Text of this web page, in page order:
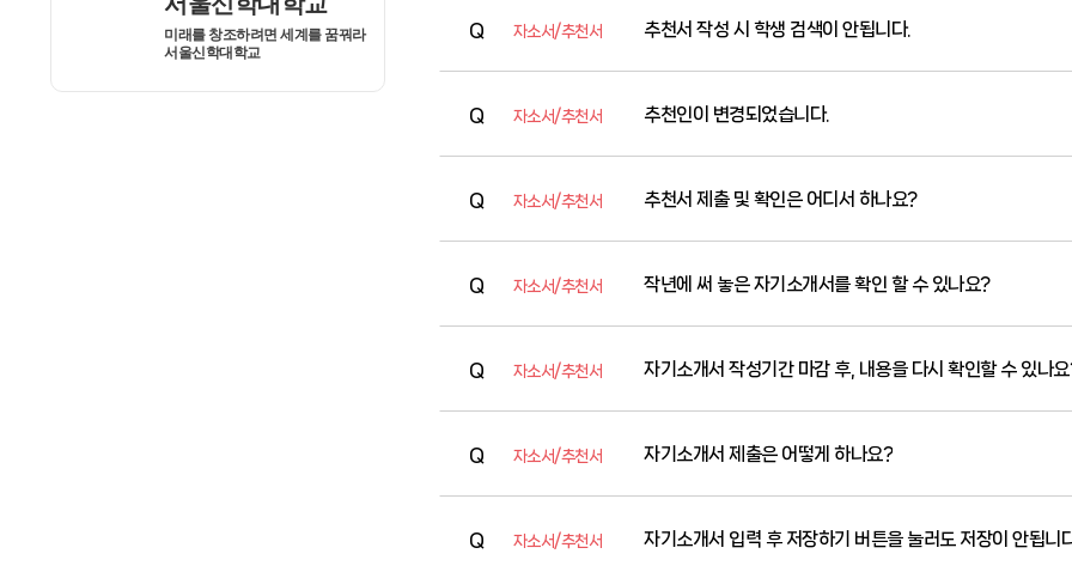
자소서/추천서 추천서 작성 시 학생 검색이 안됩니다.
자소서/추천서 추천인이 변경되었습니다.
자소서/추천서 추천서 제출 및 확인은 어디서 하나요?
자소서/추천서 작년에 써 놓은 자기소개서를 확인 할 수 있나요?
자소서/추천서 자기소개서 작성기간 마감 후, 내용을 다시 확인할 수 있나
자소서/추천서 자기소개서 제출은 어떻게 하나요?
자소서/추천서 자기소개서 입력 후 저장하기 버튼을 눌러도 저장이 안됩니